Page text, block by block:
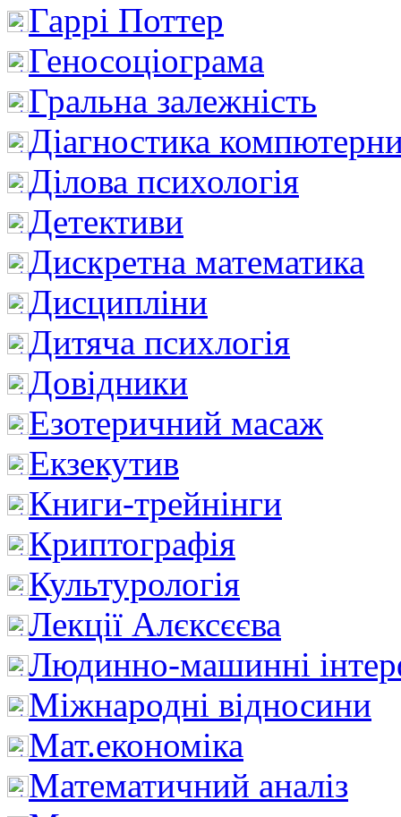
Гаррі Поттер
Геносоціограма
Гральна залежність
Діагностика
Ділова психологія
Детективи
Дискретна математика
Дисципліни
Дитяча психлогія
Довідники
Езотеричний масаж
Екзекутив
Книги-трейнінги
Криптографія
Культурологія
Лекції Алєксєєва
Людинно-машинні
Міжнародні відносини
Мат.економіка
Математичний аналіз